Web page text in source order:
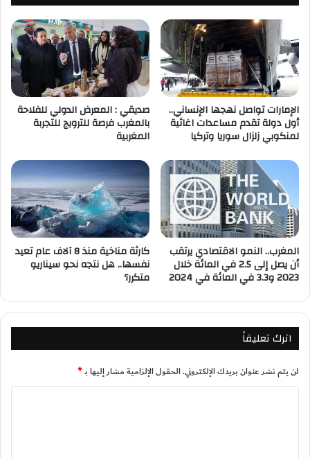
الإمارات تواصل نهجها الإنساني..
أول دولة تقدم مساعدات اغاثية
لمنكوبي زلزال سوريا وتركيا
صديقي : المعرض الدولي للفلاحة
بالمغرب فرصة للترويج للتجربة
المغربية
المغرب.. النمو الاقتصادي يرتقب
أن يصل إلى 2.5 في المائة خلال
2023 و3.3 في المائة في 2024
كارثة مناخية منذ 8 آلاف عام تعيد
نفسها.. هل نتجه نحو سيناريو
متكرر؟
اترك تعليقاً
لن يتم نشر عنوان بريدك الإلكتروني.الحقول الإلزامية مشار إليها بـ*